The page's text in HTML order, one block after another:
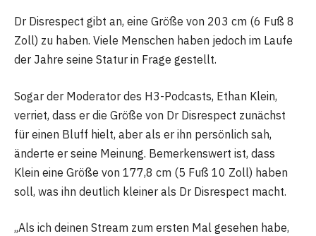
Dr Disrespect gibt an, eine Größe von 203 cm (6 Fuß 8
Zoll) zu haben. Viele Menschen haben jedoch im Laufe
der Jahre seine Statur in Frage gestellt.
Sogar der Moderator des H3-Podcasts, Ethan Klein,
verriet, dass er die Größe von Dr Disrespect zunächst
für einen Bluff hielt, aber als er ihn persönlich sah,
änderte er seine Meinung. Bemerkenswert ist, dass
Klein eine Größe von 177,8 cm (5 Fuß 10 Zoll) haben
soll, was ihn deutlich kleiner als Dr Disrespect macht.
„Als ich deinen Stream zum ersten Mal gesehen habe,